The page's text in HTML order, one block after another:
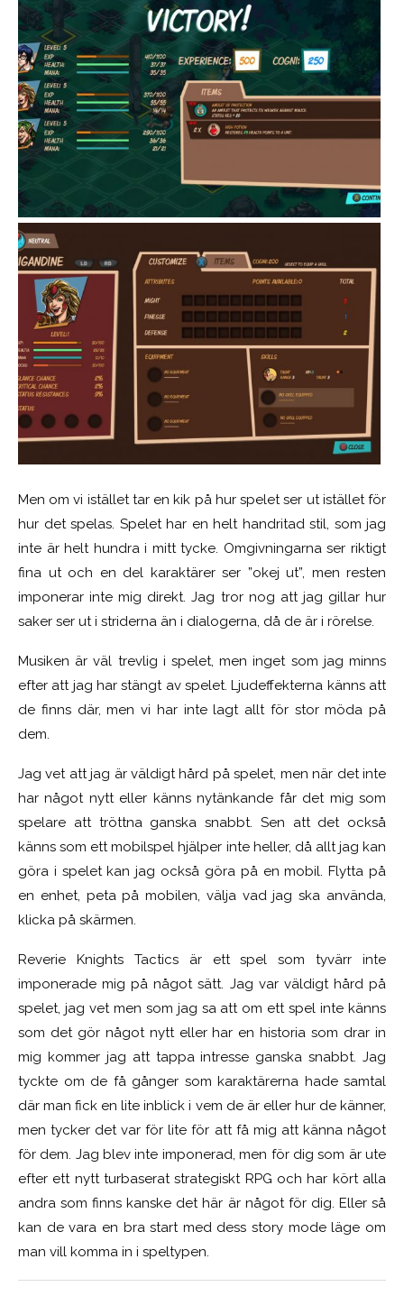
Men om vi istället tar en kik på hur spelet ser ut istället för
hur det spelas. Spelet har en helt handritad stil, som jag
inte är helt hundra i mitt tycke. Omgivningarna ser riktigt
fina ut och en del karaktärer ser ”okej ut”, men resten
imponerar inte mig direkt. Jag tror nog att jag gillar hur
saker ser ut i striderna än i dialogerna, då de är i rörelse.
Musiken är väl trevlig i spelet, men inget som jag minns
efter att jag har stängt av spelet. Ljudeffekterna känns att
de finns där, men vi har inte lagt allt för stor möda på
dem.
Jag vet att jag är väldigt hård på spelet, men när det inte
har något nytt eller känns nytänkande får det mig som
spelare att tröttna ganska snabbt. Sen att det också
känns som ett mobilspel hjälper inte heller, då allt jag kan
göra i spelet kan jag också göra på en mobil. Flytta på
en enhet, peta på mobilen, välja vad jag ska använda,
klicka på skärmen.
Reverie Knights Tactics är ett spel som tyvärr inte
imponerade mig på något sätt. Jag var väldigt hård på
spelet, jag vet men som jag sa att om ett spel inte känns
som det gör något nytt eller har en historia som drar in
mig kommer jag att tappa intresse ganska snabbt. Jag
tyckte om de få gånger som karaktärerna hade samtal
där man fick en lite inblick i vem de är eller hur de känner,
men tycker det var för lite för att få mig att känna något
för dem. Jag blev inte imponerad, men för dig som är ute
efter ett nytt turbaserat strategiskt RPG och har kört alla
andra som finns kanske det här är något för dig. Eller så
kan de vara en bra start med dess story mode läge om
man vill komma in i speltypen.